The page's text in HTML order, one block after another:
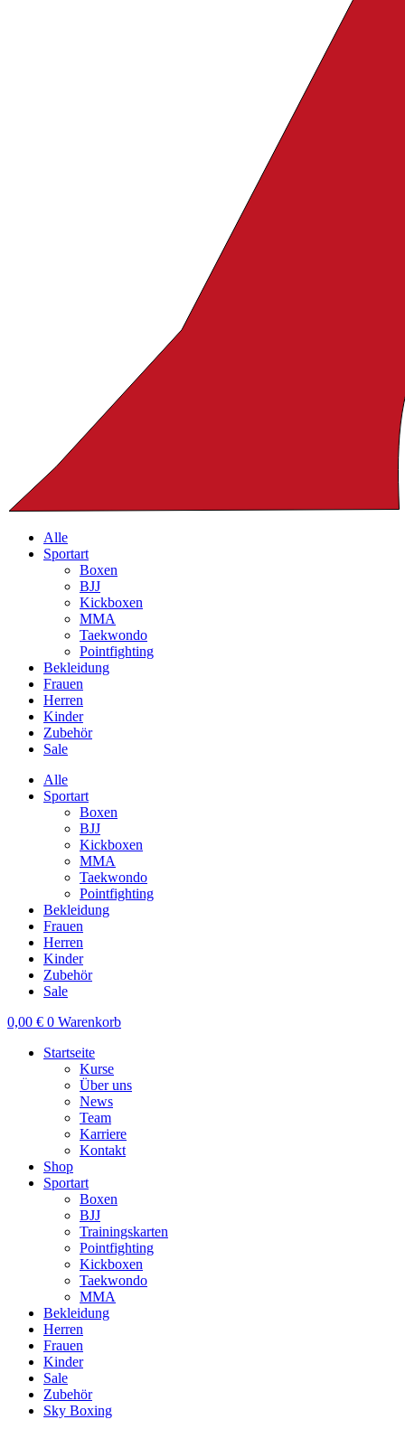
Alle
Sportart
Boxen
BJJ
Kickboxen
MMA
Taekwondo
Pointfighting
Bekleidung
Frauen
Herren
Kinder
Zubehör
Sale
Alle
Sportart
Boxen
BJJ
Kickboxen
MMA
Taekwondo
Pointfighting
Bekleidung
Frauen
Herren
Kinder
Zubehör
Sale
0,00 € 0 Warenkorb
Startseite
Kurse
Über uns
News
Team
Karriere
Kontakt
Shop
Sportart
Boxen
BJJ
Trainingskarten
Pointfighting
Kickboxen
Taekwondo
MMA
Bekleidung
Herren
Frauen
Kinder
Sale
Zubehör
Sky Boxing